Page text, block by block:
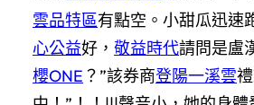
雲品特區有點空。小甜瓜迅速
心公益好， 敬益時代請問是盧
櫻ONE ？”該券商登陽一溪雲